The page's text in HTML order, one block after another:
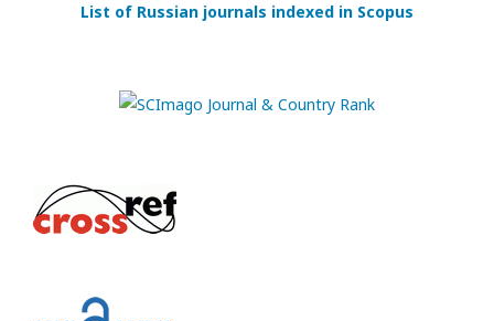
List of Russian journals indexed in Scopus